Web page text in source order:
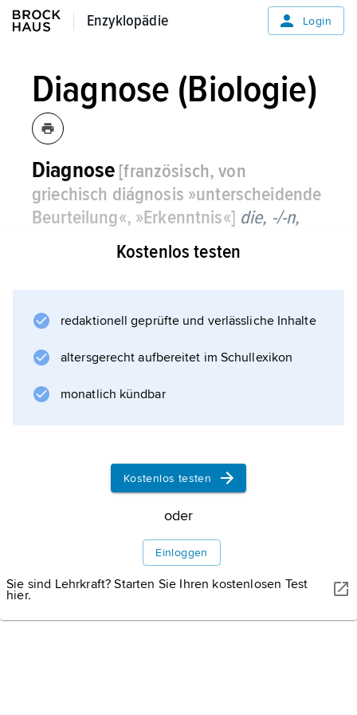
Enzyklopädie
Enzyklopädie Login
Diagnose (Biologie)
Diagnose [französisch, von
griechisch diágnosis »unterscheidende
Beurteilung«, »Erkenntnis«] die, -/-n,
zur Bestimmung der systematischen
System
Informationen zum Artikel
Kostenlos testen
redaktionell geprüfte und verlässliche Inhalte
altersgerecht aufbereitet im Schullexikon
monatlich kündbar
Kostenlos testen
oder
Einloggen
Sie sind Lehrkraft? Starten Sie Ihren kostenlosen Test
hier.